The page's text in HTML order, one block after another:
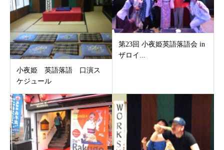
小夜姫 英語落語 口演ス
ケジュール
第23回 小夜姫英語落語会 in
ザロイ...